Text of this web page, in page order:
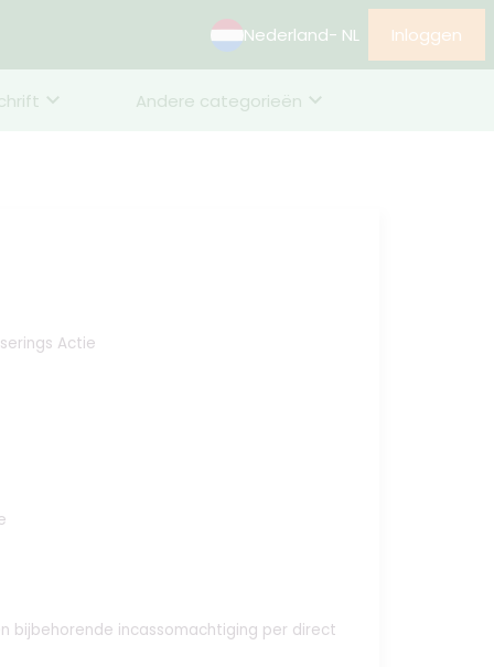
Nederland- NL Inloggen
Andere categorieën
Actie
bijbehorende incassomachtiging per direct